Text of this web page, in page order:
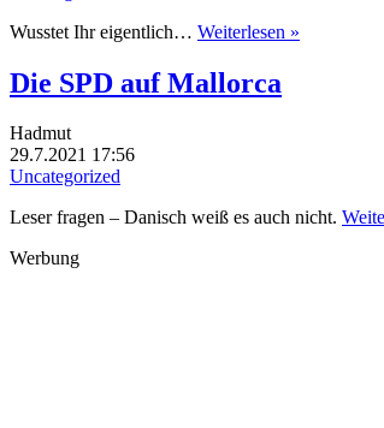
Wusstet Ihr eigentlich… Weiterlesen »
Die SPD auf Mallorca
Hadmut
29.7.2021 17:56
Uncategorized
Leser fragen – Danisch weiß es auch nicht.
Werbung